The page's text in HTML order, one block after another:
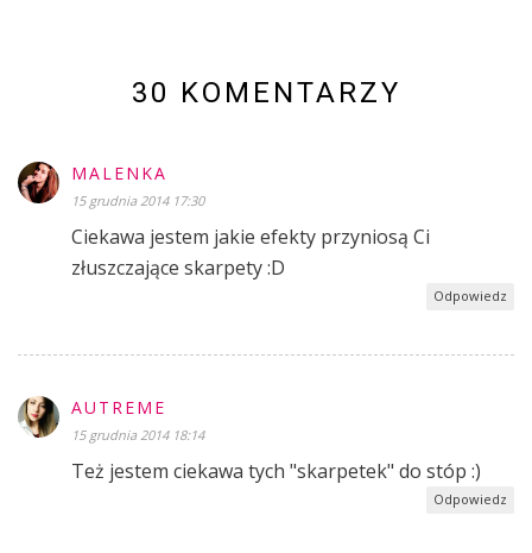
30 KOMENTARZY
MALENKA
15 grudnia 2014 17:30
Ciekawa jestem jakie efekty przyniosą Ci
złuszczające skarpety :D
Odpowiedz
AUTREME
15 grudnia 2014 18:14
Też jestem ciekawa tych "skarpetek" do stóp :)
Odpowiedz